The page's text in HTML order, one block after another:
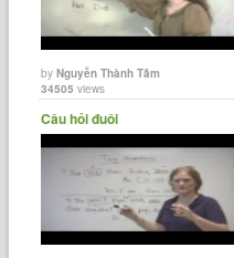
byNguyễn Thành Tâm
34505 views
Câu hỏi đuôi